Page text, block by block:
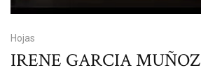
Hojas
IRENE GARCIA MUÑOZ